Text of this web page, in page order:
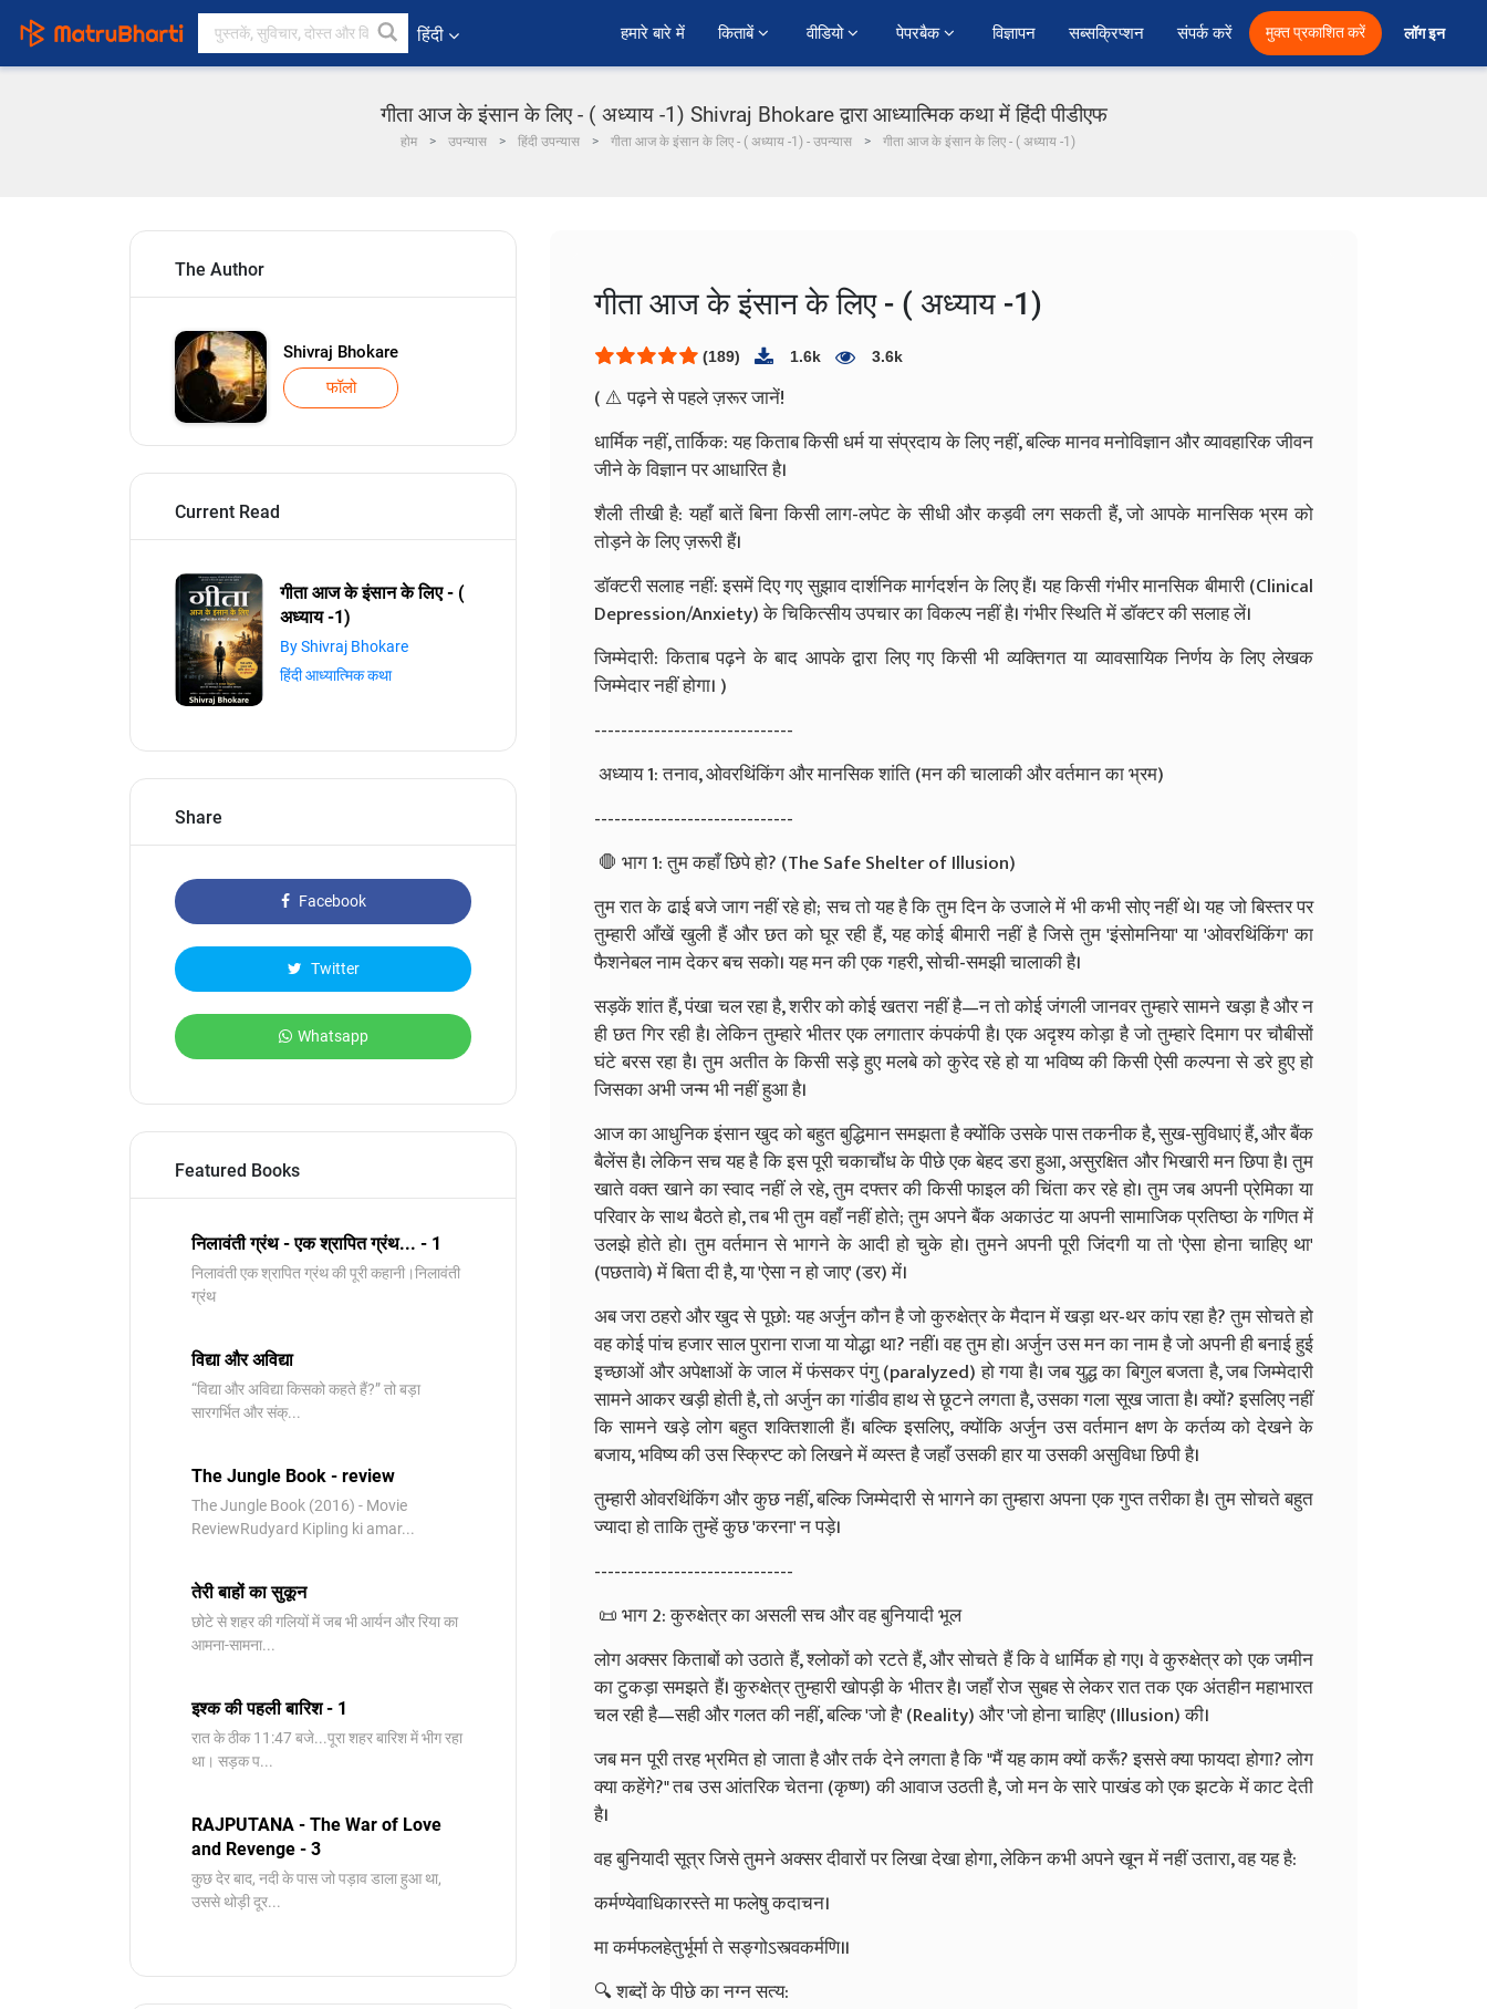
हिंदी हमारे बारे में किताबें वीडियो पेपरबैक विज्ञापन सब्सक्रिप्शन संपर्क करें मुक्त प्रकाशित करें लॉग इन
गीता आज के इंसान के लिए - ( अध्याय -1) Shivraj Bhokare द्वारा आध्यात्मिक कथा में हिंदी पीडीएफ
होम उपन्यास हिंदी उपन्यास गीता आज के इंसान के लिए - ( अध्याय -1) - उपन्यास गीता आज के इंसान के लिए - ( अध्याय -1)
The Author
Shivraj Bhokare
फॉलो
Current Read
गीता आज के इंसान के लिए - (
अध्याय -1)
By Shivraj Bhokare
हिंदी आध्यात्मिक कथा
Share
Facebook
Twitter
Whatsapp
Featured Books
निलावंती ग्रंथ - एक श्रापित ग्रंथ... - 1
निलावंती एक श्रापित ग्रंथ की पूरी कहानी।निलावंती
ग्रंथ
विद्या और अविद्या
“विद्या और अविद्या किसको कहते हैं?” तो बड़ा
सारगर्भित और संक्...
The Jungle Book - review
The Jungle Book (2016) - Movie
ReviewRudyard Kipling ki amar...
तेरी बाहों का सुकून
छोटे से शहर की गलियों में जब भी आर्यन और रिया का
आमना-सामना...
इश्क की पहली बारिश - 1
रात के ठीक 11:47 बजे...पूरा शहर बारिश में भीग रहा
था। सड़क प...
RAJPUTANA - The War of Love
and Revenge - 3
कुछ देर बाद, नदी के पास जो पड़ाव डाला हुआ था,
उससे थोड़ी दूर...
गीता आज के इंसान के लिए - ( अध्याय -1)
(189) 1.6k 3.6k
( ⚠️ पढ़ने से पहले ज़रूर जानें!
धार्मिक नहीं, तार्किक: यह किताब किसी धर्म या संप्रदाय के लिए नहीं, बल्कि मानव मनोविज्ञान और व्यावहारिक जीवन
जीने के विज्ञान पर आधारित है।
शैली तीखी है: यहाँ बातें बिना किसी लाग-लपेट के सीधी और कड़वी लग सकती हैं, जो आपके मानसिक भ्रम को
तोड़ने के लिए ज़रूरी हैं।
डॉक्टरी सलाह नहीं: इसमें दिए गए सुझाव दार्शनिक मार्गदर्शन के लिए हैं। यह किसी गंभीर मानसिक बीमारी (Clinical
Depression/Anxiety) के चिकित्सीय उपचार का विकल्प नहीं है। गंभीर स्थिति में डॉक्टर की सलाह लें।
जिम्मेदारी: किताब पढ़ने के बाद आपके द्वारा लिए गए किसी भी व्यक्तिगत या व्यावसायिक निर्णय के लिए लेखक
जिम्मेदार नहीं होगा। )
------------------------------
अध्याय 1: तनाव, ओवरथिंकिंग और मानसिक शांति (मन की चालाकी और वर्तमान का भ्रम)
------------------------------
🛑 भाग 1: तुम कहाँ छिपे हो? (The Safe Shelter of Illusion)
तुम रात के ढाई बजे जाग नहीं रहे हो; सच तो यह है कि तुम दिन के उजाले में भी कभी सोए नहीं थे। यह जो बिस्तर पर
तुम्हारी आँखें खुली हैं और छत को घूर रही हैं, यह कोई बीमारी नहीं है जिसे तुम 'इंसोमनिया' या 'ओवरथिंकिंग' का
फैशनेबल नाम देकर बच सको। यह मन की एक गहरी, सोची-समझी चालाकी है।
सड़कें शांत हैं, पंखा चल रहा है, शरीर को कोई खतरा नहीं है—न तो कोई जंगली जानवर तुम्हारे सामने खड़ा है और न
ही छत गिर रही है। लेकिन तुम्हारे भीतर एक लगातार कंपकंपी है। एक अदृश्य कोड़ा है जो तुम्हारे दिमाग पर चौबीसों
घंटे बरस रहा है। तुम अतीत के किसी सड़े हुए मलबे को कुरेद रहे हो या भविष्य की किसी ऐसी कल्पना से डरे हुए हो
जिसका अभी जन्म भी नहीं हुआ है।
आज का आधुनिक इंसान खुद को बहुत बुद्धिमान समझता है क्योंकि उसके पास तकनीक है, सुख-सुविधाएं हैं, और बैंक
बैलेंस है। लेकिन सच यह है कि इस पूरी चकाचौंध के पीछे एक बेहद डरा हुआ, असुरक्षित और भिखारी मन छिपा है। तुम
खाते वक्त खाने का स्वाद नहीं ले रहे, तुम दफ्तर की किसी फाइल की चिंता कर रहे हो। तुम जब अपनी प्रेमिका या
परिवार के साथ बैठते हो, तब भी तुम वहाँ नहीं होते; तुम अपने बैंक अकाउंट या अपनी सामाजिक प्रतिष्ठा के गणित में
उलझे होते हो। तुम वर्तमान से भागने के आदी हो चुके हो। तुमने अपनी पूरी जिंदगी या तो 'ऐसा होना चाहिए था'
(पछतावे) में बिता दी है, या 'ऐसा न हो जाए' (डर) में।
अब जरा ठहरो और खुद से पूछो: यह अर्जुन कौन है जो कुरुक्षेत्र के मैदान में खड़ा थर-थर कांप रहा है? तुम सोचते हो
वह कोई पांच हजार साल पुराना राजा या योद्धा था? नहीं। वह तुम हो। अर्जुन उस मन का नाम है जो अपनी ही बनाई हुई
इच्छाओं और अपेक्षाओं के जाल में फंसकर पंगु (paralyzed) हो गया है। जब युद्ध का बिगुल बजता है, जब जिम्मेदारी
सामने आकर खड़ी होती है, तो अर्जुन का गांडीव हाथ से छूटने लगता है, उसका गला सूख जाता है। क्यों? इसलिए नहीं
कि सामने खड़े लोग बहुत शक्तिशाली हैं। बल्कि इसलिए, क्योंकि अर्जुन उस वर्तमान क्षण के कर्तव्य को देखने के
बजाय, भविष्य की उस स्क्रिप्ट को लिखने में व्यस्त है जहाँ उसकी हार या उसकी असुविधा छिपी है।
तुम्हारी ओवरथिंकिंग और कुछ नहीं, बल्कि जिम्मेदारी से भागने का तुम्हारा अपना एक गुप्त तरीका है। तुम सोचते बहुत
ज्यादा हो ताकि तुम्हें कुछ 'करना' न पड़े।
------------------------------
📜 भाग 2: कुरुक्षेत्र का असली सच और वह बुनियादी भूल
लोग अक्सर किताबों को उठाते हैं, श्लोकों को रटते हैं, और सोचते हैं कि वे धार्मिक हो गए। वे कुरुक्षेत्र को एक जमीन
का टुकड़ा समझते हैं। कुरुक्षेत्र तुम्हारी खोपड़ी के भीतर है। जहाँ रोज सुबह से लेकर रात तक एक अंतहीन महाभारत
चल रही है—सही और गलत की नहीं, बल्कि 'जो है' (Reality) और 'जो होना चाहिए' (Illusion) की।
जब मन पूरी तरह भ्रमित हो जाता है और तर्क देने लगता है कि "मैं यह काम क्यों करूँ? इससे क्या फायदा होगा? लोग
क्या कहेंगे?" तब उस आंतरिक चेतना (कृष्ण) की आवाज उठती है, जो मन के सारे पाखंड को एक झटके में काट देती
है।
वह बुनियादी सूत्र जिसे तुमने अक्सर दीवारों पर लिखा देखा होगा, लेकिन कभी अपने खून में नहीं उतारा, वह यह है:
कर्मण्येवाधिकारस्ते मा फलेषु कदाचन।
मा कर्मफलहेतुर्भूर्मा ते सङ्गोऽस्त्वकर्मणि॥
🔍 शब्दों के पीछे का नग्न सत्य: